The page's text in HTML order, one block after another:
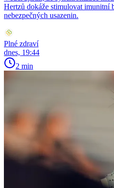
Hertzů dokáže stimulovat imunitní
nebezpečných usazenin.
Plné zdraví
dnes, 19:44
2 min